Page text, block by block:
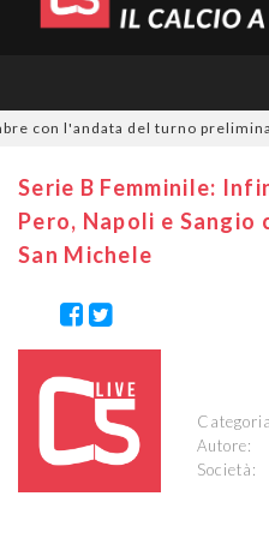
l'andata del turno preliminare:
Serie B Femminile:
Pero, Napoli e
San Michele
Autore: